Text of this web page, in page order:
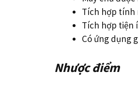
Tích hợp tính
Tích hợp tiện
Có ứng dụng
Nhược điểm